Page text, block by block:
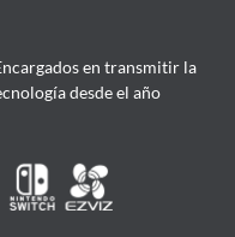
en transmitir la
desde el año